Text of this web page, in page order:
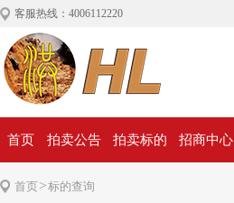
客服热线：4006112220
首页 拍卖公告 拍卖标的 招商中心
首页>标的查询